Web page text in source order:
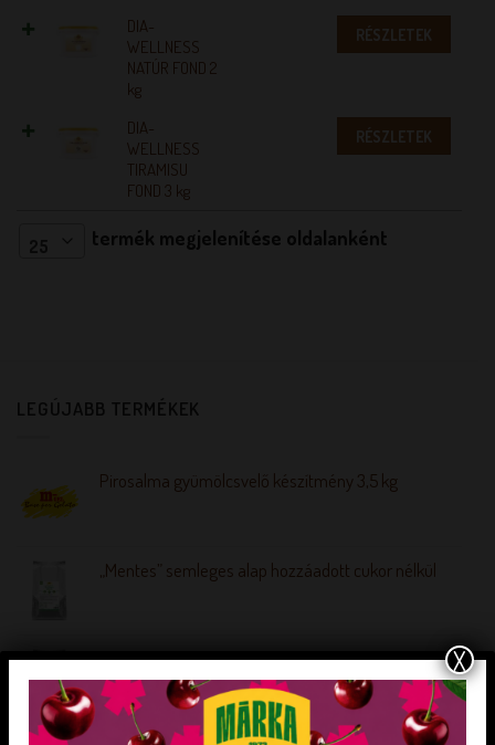
DIA-
WELLNESS
NATÚR FOND 2
kg
RÉSZLETEK
DIA-
WELLNESS
TIRAMISU
FOND 3 kg
RÉSZLETEK
termék megjelenítése oldalanként
LEGÚJABB TERMÉKEK
Pirosalma gyümölcsvelő készítmény 3,5 kg
„Mentes” semleges alap hozzáadott cukor nélkül
„Minden mentes” Joghurt ízű fagylalt alap X